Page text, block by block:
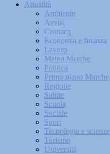
Attualità
Ambiente
Avvisi
Cronaca
Economia e finanza
Lavoro
Meteo Marche
Politica
Primo piano Marche
Regione
Salute
Scuola
Sociale
Sport
Tecnologia e scienze
Turismo
Università